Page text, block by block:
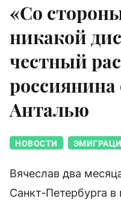
«Со
никакой
честный
Анталью
НОВОСТИ
Вячеслав два
Санкт-Петербурга